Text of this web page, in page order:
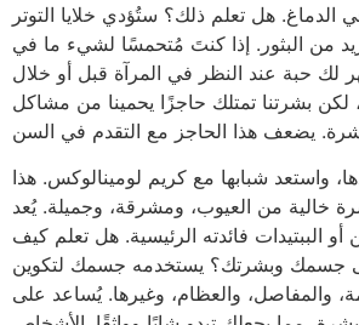
في الدماغ. هل تعلم ذلك؟ ستُؤدي خلايا التوتر
من البثور. إذا كنتَ مُتحمسًا لشيء ما في
لك حبة عند النظر في المرآة قبل أو خلال
لكن بشرتنا تمتلك حاجزًا يحمينا من مشاكل
واستعد شبابها مع كريم لومينالوكس. هذا
خالية من العيوب، ومشرقة، وجميلة. يُعد
أو الببتيدات فائدته الرئيسية. هل تعلم كيف
جسمك وبشرتك؟ يستخدمه جسمك لتكوين
والمفاصل، والعظام، وغيرها. يُساعد على